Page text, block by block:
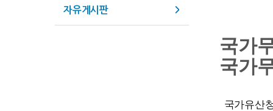
자유게시판
국가
국가
국가유산